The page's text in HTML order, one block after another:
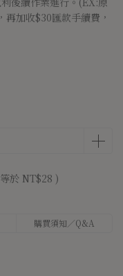
加收$30匯款手續費，
於 NT$28 )
購買須知／Q&A